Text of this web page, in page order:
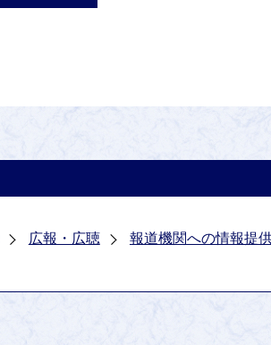
広報・広聴
報道機関への情報提